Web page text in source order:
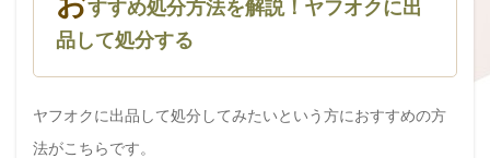
すすめ処分方法を解説！ヤフオクに出
品して処分する
ヤフオクに出品して処分してみたいという方におすすめの方
法がこちらです。